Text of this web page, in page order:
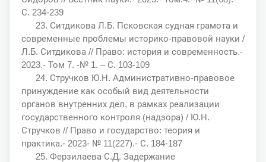
С. 234-239
23. Ситдикова Л.Б. Псковская судная грамота и
современные проблемы историко-правовой науки /
Л.Б. Ситдикова // Право: история и современность.-
2023.- Том 7. -№ 1. – С. 103-109
24. Стручков Ю.Н. Административно-правовое
принуждение как особый вид деятельности
органов внутренних дел, в рамках реализации
государственного контроля (надзора) / Ю.Н.
Стручков // Право и государство: теория и
практика.- 2023- № 11(227).- С. 184-187
25. Ферзилаева С.Д. Задержание